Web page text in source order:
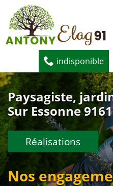
indisponible
Paysagiste,
Sur Essonne
Réalisations
Nos